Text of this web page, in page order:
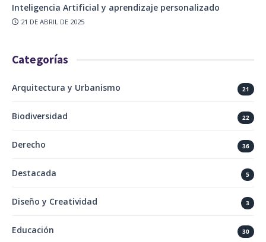
Inteligencia Artificial y aprendizaje personalizado
21 DE ABRIL DE 2025
Categorías
Arquitectura y Urbanismo 21
Biodiversidad 22
Derecho 36
Destacada 5
Diseño y Creatividad 3
Educación 30